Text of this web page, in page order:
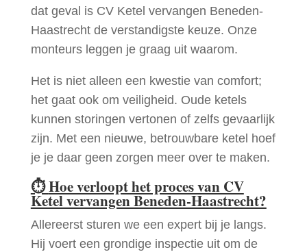
dat geval is CV Ketel vervangen Beneden-
Haastrecht de verstandigste keuze. Onze
monteurs leggen je graag uit waarom.
Het is niet alleen een kwestie van comfort;
het gaat ook om veiligheid. Oude ketels
kunnen storingen vertonen of zelfs gevaarlijk
zijn. Met een nieuwe, betrouwbare ketel hoef
je je daar geen zorgen meer over te maken.
⏱Hoe verloopt het proces van CV
Ketel vervangen Beneden-Haastrecht?
Allereerst sturen we een expert bij je langs.
Hij voert een grondige inspectie uit om de